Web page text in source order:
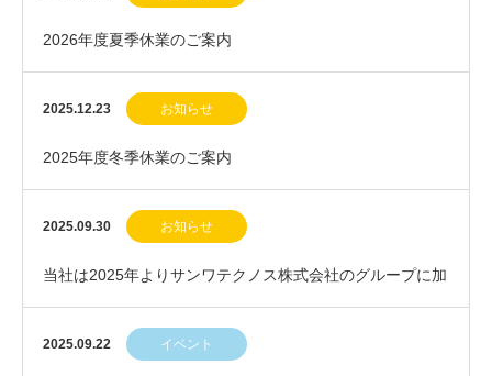
2026年度夏季休業のご案内
2025.12.23 お知らせ
2025年度冬季休業のご案内
2025.09.30 お知らせ
当社は2025年よりサンワテクノス株式会社のグループに加
わりました
2025.09.22 イベント